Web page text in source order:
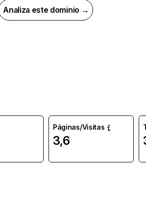
Analiza este dominio →
Páginas/Visitas
3,6